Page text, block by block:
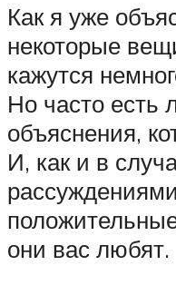
Как я уже
некоторые
кажутся
Но часто есть
объяснения,
И, как и в
они вас любят.